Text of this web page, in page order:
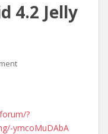
4.2 Jelly
?
ymcoMuDAbA